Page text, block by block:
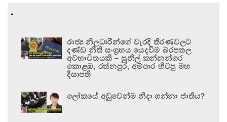
.
රාජ්‍ය නිලධාරීන්ගේ වැරදි තීරණවලට
දණ්ඩ නීති සංග්‍රහය යෙදවීම බරපතල
අවභාවිතයකි – සුනිල් කන්නන්ගර
කොළඹ, රත්නපුර, අම්පාර හිටපු මහ
දිසාපති
ලෝකයේ අඩුවෙන්ම නිදා ගන්නා ජාතිය?